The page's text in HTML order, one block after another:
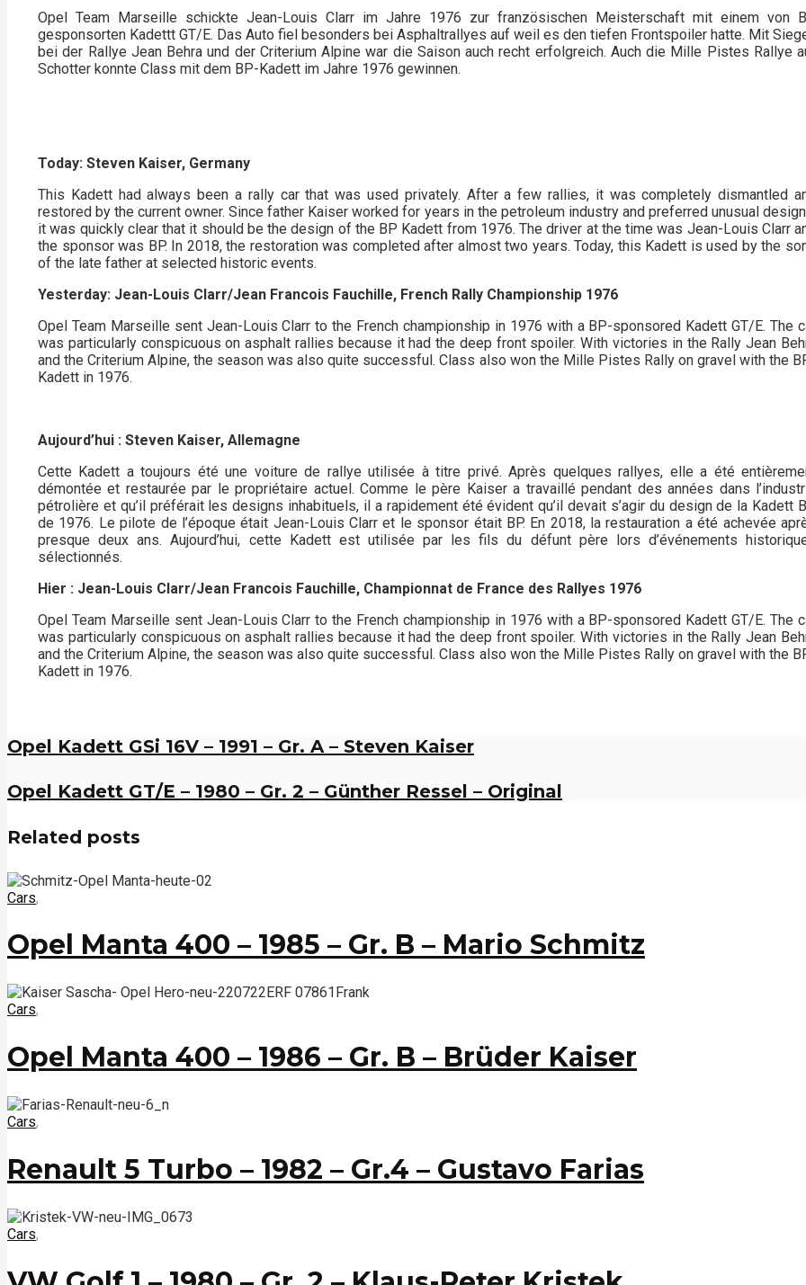
Opel Team Marseille schickte Jean-Louis Clarr im Jahre 1976 zur französischen Meisterschaft mit einem von
gesponsorten Kadettt GT/E. Das Auto fiel besonders bei Asphaltrallyes auf weil es den tiefen Frontspoiler hatte. Mit
bei der Rallye Jean Behra und der Criterium Alpine war die Saison auch recht erfolgreich. Auch die Mille Pistes Rallye
Schotter konnte Class mit dem BP-Kadett im Jahre 1976 gewinnen.
Today: Steven Kaiser, Germany
This Kadett had always been a rally car that was used privately. After a few rallies, it was completely dismantled
restored by the current owner. Since father Kaiser worked for years in the petroleum industry and preferred unusual
it was quickly clear that it should be the design of the BP Kadett from 1976. The driver at the time was Jean-Louis Clarr
the sponsor was BP. In 2018, the restoration was completed after almost two years. Today, this Kadett is used by the
of the late father at selected historic events.
Yesterday: Jean-Louis Clarr/Jean Francois Fauchille, French Rally Championship 1976
Opel Team Marseille sent Jean-Louis Clarr to the French championship in 1976 with a BP-sponsored Kadett GT/E. The
was particularly conspicuous on asphalt rallies because it had the deep front spoiler. With victories in the Rally Jean
and the Criterium Alpine, the season was also quite successful. Class also won the Mille Pistes Rally on gravel with the
Kadett in 1976.
Aujourd’hui : Steven Kaiser, Allemagne
Cette Kadett a toujours été une voiture de rallye utilisée à titre privé. Après quelques rallyes, elle a été
démontée et restaurée par le propriétaire actuel. Comme le père Kaiser a travaillé pendant des années dans
pétrolière et qu’il préférait les designs inhabituels, il a rapidement été évident qu’il devait s’agir du design de la Kadett
de 1976. Le pilote de l’époque était Jean-Louis Clarr et le sponsor était BP. En 2018, la restauration a été achevée
presque deux ans. Aujourd’hui, cette Kadett est utilisée par les fils du défunt père lors d’événements
sélectionnés.
Hier : Jean-Louis Clarr/Jean Francois Fauchille, Championnat de France des Rallyes 1976
Opel Team Marseille sent Jean-Louis Clarr to the French championship in 1976 with a BP-sponsored Kadett GT/E. The
was particularly conspicuous on asphalt rallies because it had the deep front spoiler. With victories in the Rally Jean
and the Criterium Alpine, the season was also quite successful. Class also won the Mille Pistes Rally on gravel with the
Kadett in 1976.
Opel Kadett GSi 16V – 1991 – Gr. A – Steven Kaiser
Opel Kadett GT/E – 1980 – Gr. 2 – Günther Ressel – Original
Related posts
Cars,
Opel Manta 400 – 1985 – Gr. B – Mario Schmitz
Cars,
Opel Manta 400 – 1986 – Gr. B – Brüder Kaiser
Cars,
Renault 5 Turbo – 1982 – Gr.4 – Gustavo Farias
Cars,